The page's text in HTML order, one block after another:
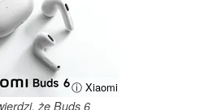
ⓘ Xiaomi
że Buds 6